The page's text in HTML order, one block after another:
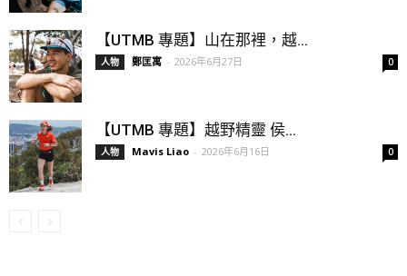
【UTMB 專題】山在那裡，越...
人物 鄭匡寓 - 2026年6月27日 0
【UTMB 專題】越野精靈 侯...
人物 Mavis Liao - 2026年6月16日 0